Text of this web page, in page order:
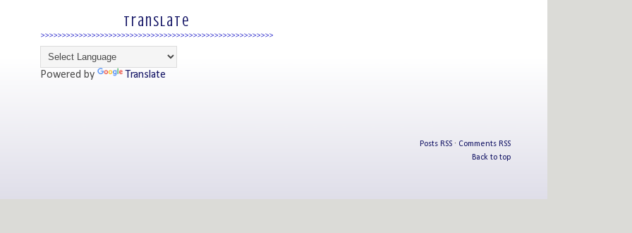
Translate
Powered by Translate
Posts RSS ∙ Comments RSS
Back to top